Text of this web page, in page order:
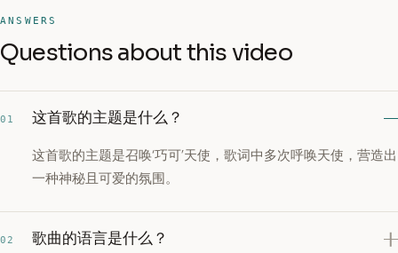
ANSWERS
Questions about this video
01 这首歌的主题是什么？
这首歌的主题是召唤‘巧可’天使，歌词中多次呼唤天使，营造出
一种神秘且可爱的氛围。
02 歌曲的语言是什么？